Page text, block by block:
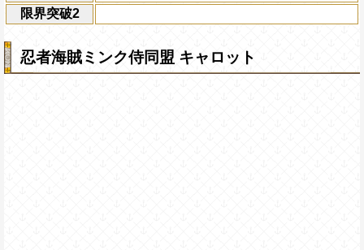
限界突破2
忍者海賊ミンク侍同盟 キャロット